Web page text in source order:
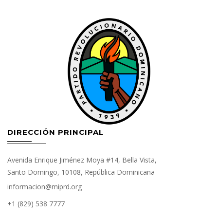
DIRECCIÓN PRINCIPAL
Avenida Enrique Jiménez Moya #14, Bella Vista,
Santo Domingo, 10108, República Dominicana
informacion@miprd.org
+1 (829) 538 7777